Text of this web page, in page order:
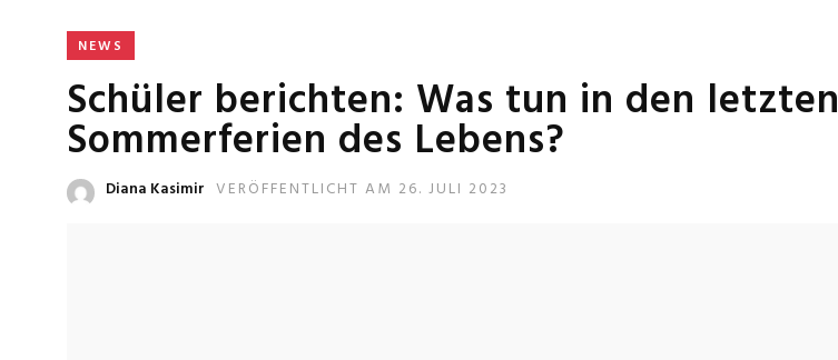
NEWS
Schüler berichten: Was tun in den letzten
Sommerferien des Lebens?
Diana Kasimir VERÖFFENTLICHT AM 26. JULI 2023